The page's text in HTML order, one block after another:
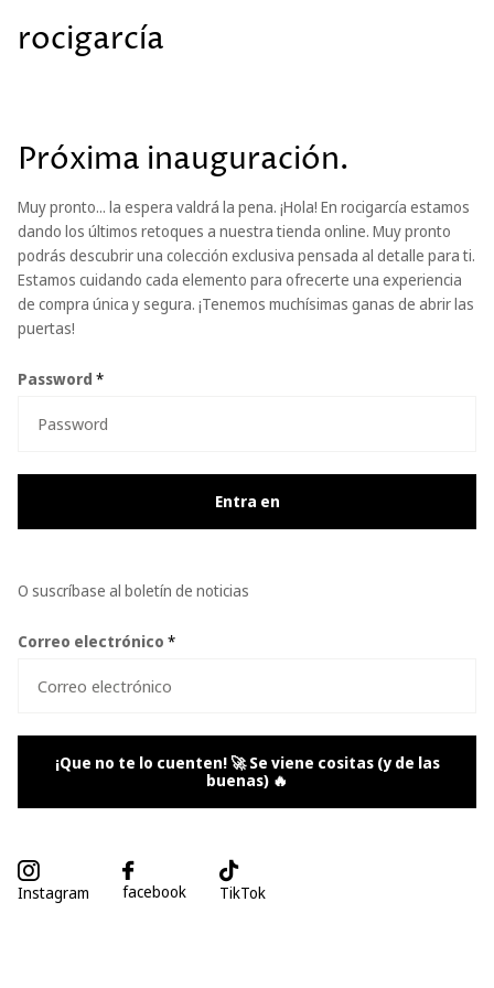
rocigarcía
Próxima inauguración.
Muy pronto... la espera valdrá la pena. ¡Hola! En rocigarcía estamos
dando los últimos retoques a nuestra tienda online. Muy pronto
podrás descubrir una colección exclusiva pensada al detalle para ti.
Estamos cuidando cada elemento para ofrecerte una experiencia
de compra única y segura. ¡Tenemos muchísimas ganas de abrir las
puertas!
Password *
Entra en
O suscríbase al boletín de noticias
Correo electrónico *
¡Que no te lo cuenten! 🚀 Se viene cositas (y de las
buenas) 🔥
Instagram facebook TikTok